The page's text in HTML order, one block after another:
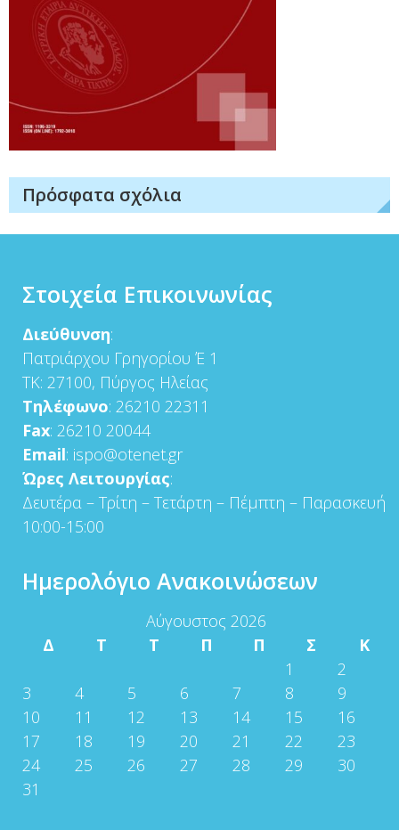
Πρόσφατα σχόλια
Στοιχεία Επικοινωνίας
Διεύθυνση:
Πατριάρχου Γρηγορίου Έ 1
ΤΚ: 27100, Πύργος Ηλείας
Τηλέφωνο: 26210 22311
Fax: 26210 20044
Email: ispo@otenet.gr
Ώρες Λειτουργίας:
Δευτέρα – Τρίτη – Τετάρτη – Πέμπτη – Παρασκευή
10:00-15:00
Ημερολόγιο Ανακοινώσεων
Αύγουστος 2026
Δ
Τ Τ Π Π Σ
Κ
1
2
3
4 5 6 7 8
9
10
11 12 13 14 15
16
17
18 19 20 21 22
23
24
25 26 27 28 29
30
31